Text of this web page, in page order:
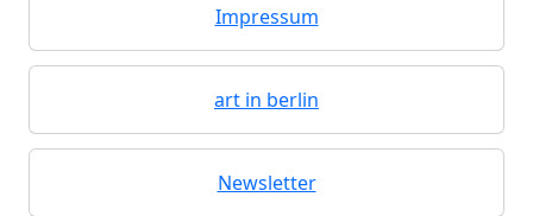
Impressum
art in berlin
Newsletter